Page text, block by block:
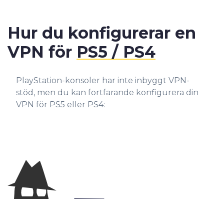
Hur du konfigurerar en
VPN för PS5 / PS4
PlayStation-konsoler har inte inbyggt VPN-
stöd, men du kan fortfarande konfigurera din
VPN för PS5 eller PS4: